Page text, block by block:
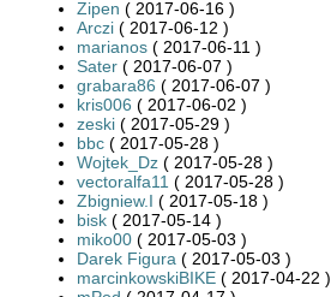
Zipen ( 2017-06-16 )
Arczi ( 2017-06-12 )
marianos ( 2017-06-11 )
Sater ( 2017-06-07 )
grabara86 ( 2017-06-07 )
kris006 ( 2017-06-02 )
zeski ( 2017-05-29 )
bbc ( 2017-05-28 )
Wojtek_Dz ( 2017-05-28 )
vectoralfa11 ( 2017-05-28 )
Zbigniew.I ( 2017-05-18 )
bisk ( 2017-05-14 )
miko00 ( 2017-05-03 )
Darek Figura ( 2017-05-03 )
marcinkowskiBIKE ( 2017-04-22 )